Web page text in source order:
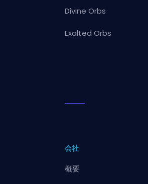
Divine Orbs
Exalted Orbs
会社
概要